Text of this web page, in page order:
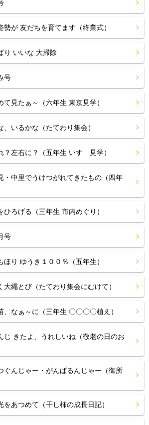
が 友だちを育てます（終業式）
いいな 大掃除
号
見たぁ～（六年生 東京見学）
いるかな（たてわり集会）
左右に？（五年生 いすゞ見学）
中里でうけつがれてきたもの（四年
ろげる（三年生 市内めぐり）
号
り ゆうき１００％（五年生）
繩とび（たてわり集会にむけて）
なぁ～に（三年生 〇〇〇〇植え）
きたよ、うれしいね（敬老の日のお
んじゃー・がんばるんじゃー（御所
あつめて（干し柿の成長日記）